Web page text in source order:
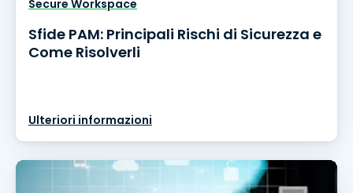
Secure Workspace
Sfide PAM: Principali Rischi di Sicurezza e
Come Risolverli
Ulteriori informazioni